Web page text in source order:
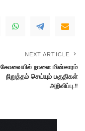
NEXT ARTICLE
கோவையில் நாளை மின்சாரம்
நிறுத்தம் செய்யும் பகுதிகள்
அறிவிப்பு.!!